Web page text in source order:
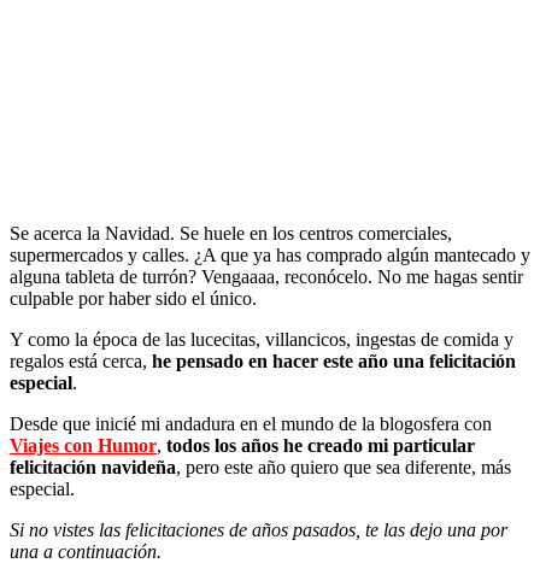
Se acerca la Navidad. Se huele en los centros comerciales,
supermercados y calles. ¿A que ya has comprado algún mantecado y
alguna tableta de turrón? Vengaaaa, reconócelo. No me hagas sentir
culpable por haber sido el único.
Y como la época de las lucecitas, villancicos, ingestas de comida y
regalos está cerca, he pensado en hacer este año una felicitación
especial.
Desde que inicié mi andadura en el mundo de la blogosfera con
Viajes con Humor, todos los años he creado mi particular
felicitación navideña, pero este año quiero que sea diferente, más
especial.
Si no vistes las felicitaciones de años pasados, te las dejo una por
una a continuación.